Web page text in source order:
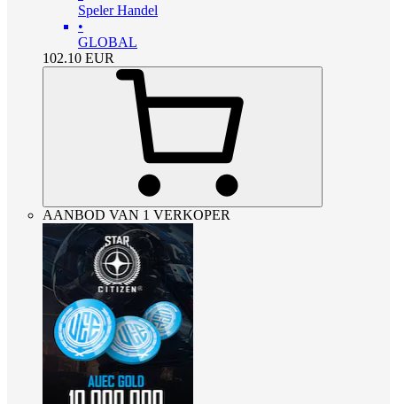
Speler Handel
•
GLOBAL
102.10 EUR
AANBOD VAN 1 VERKOPER